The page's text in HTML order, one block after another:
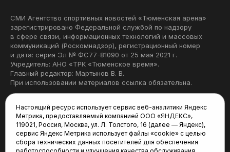
СМИ Агентство спортивных новостей «Тюменская арена»
зарегистрировано Федеральной службой по надзору
в сфере связи, информационных технологий и массовых
коммуникаций (Роскомнадзор), регистрационный номер
и дата: серия Эл № ФС77-81090 от 25 мая 2021 г.
Учредитель: АНО «ТРК «Тюменское время».
Главный редактор: Мартынов В. В.
При использовании материалов ссылка обязательна.
Редакция:
625035, Тюмень, пр. Геологоразведчиков, 28А
(3452) 68-22-28
Настоящий ресурс использует сервис веб-аналитики Яндекс
Метрика, предоставляемый компанией ООО «ЯНДЕКС»,
119021, Россия, Москва, ул. Л. Толстого, 16 (далее — Яндекс),
сервис Яндекс Метрика использует файлы «cookie» с целью
сбора технических данных посетителей для обеспечения